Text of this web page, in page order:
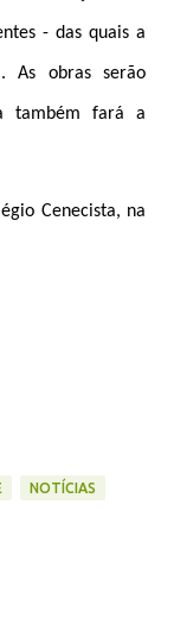
- das quais a
As obras serão
também fará a
Cenecista, na
NOTÍCIAS